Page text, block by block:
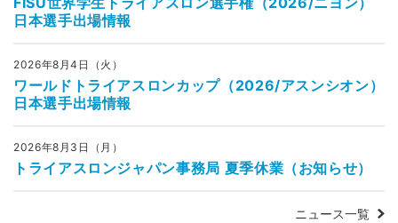
日本選手出場情報
2026年8月4日（火）
ワールドトライアスロンカップ（2026/アスンシオン）
日本選手出場情報
2026年8月3日（月）
トライアスロンジャパン事務局 夏季休業（お知らせ）
ニュース一覧